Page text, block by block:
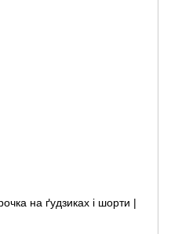
на ґудзиках і шорти |